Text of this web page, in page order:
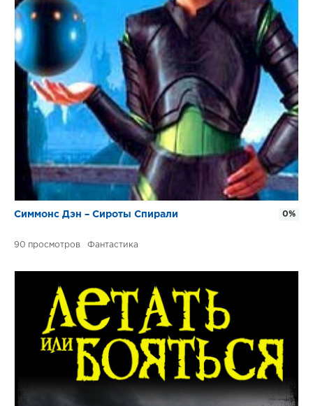
Симмонс Дэн – Сироты Спирали
90 Фантастика
0%